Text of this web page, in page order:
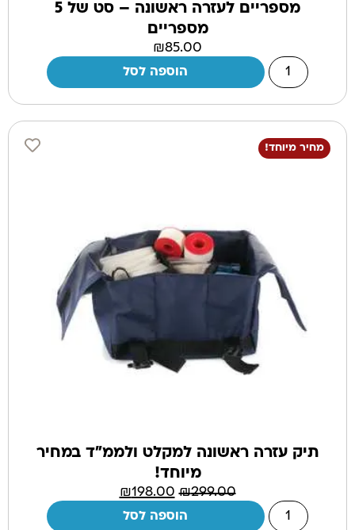
מספריים לעזרה ראשונה – סט של 5
מספריים
₪85.00
הוספה לסל
מחיר מיוחד!
תיק עזרה ראשונה למקלט ולממ"ד במחיר
מיוחד!
₪299.00
₪198.00
הוספה לסל